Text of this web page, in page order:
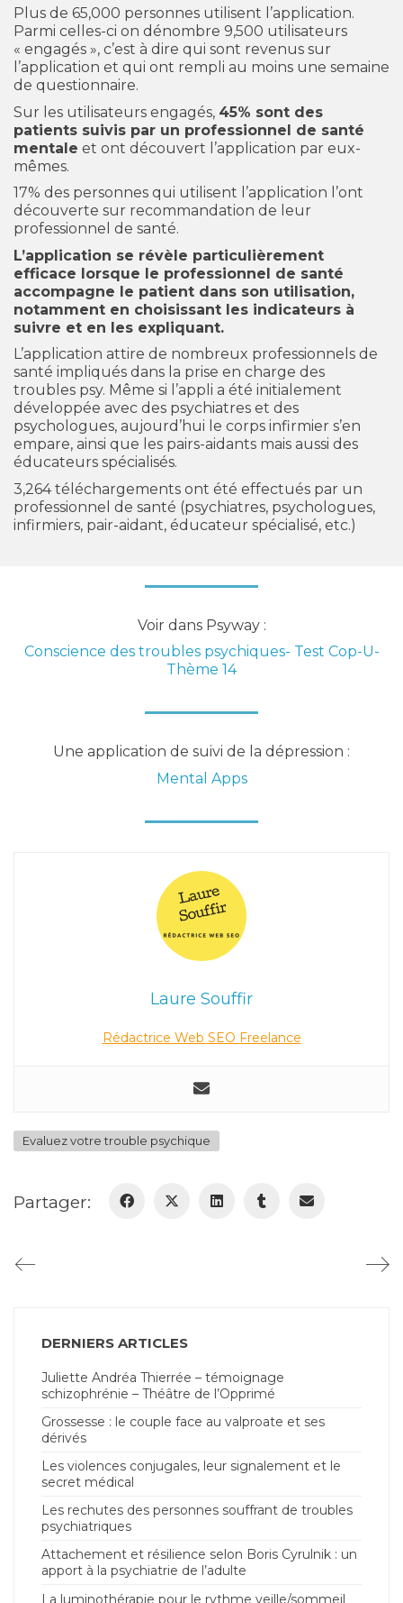
Plus de 65,000 personnes utilisent l’application.
Parmi celles-ci on dénombre 9,500 utilisateurs
« engagés », c’est à dire qui sont revenus sur
l’application et qui ont rempli au moins une semaine
de questionnaire.
Sur les utilisateurs engagés, 45% sont des
patients suivis par un professionnel de santé
mentale et ont découvert l’application par eux-
mêmes.
17% des personnes qui utilisent l’application l’ont
découverte sur recommandation de leur
professionnel de santé.
L’application se révèle particulièrement
efficace lorsque le professionnel de santé
accompagne le patient dans son utilisation,
notamment en choisissant les indicateurs à
suivre et en les expliquant.
L’application attire de nombreux professionnels de
santé impliqués dans la prise en charge des
troubles psy. Même si l’appli a été initialement
développée avec des psychiatres et des
psychologues, aujourd’hui le corps infirmier s’en
empare, ainsi que les pairs-aidants mais aussi des
éducateurs spécialisés.
3,264 téléchargements ont été effectués par un
professionnel de santé (psychiatres, psychologues,
infirmiers, pair-aidant, éducateur spécialisé, etc.)
Voir dans Psyway :
Conscience des troubles psychiques- Test Cop-U-
Thème 14
Une application de suivi de la dépression :
Mental Apps
Laure Souffir
Rédactrice Web SEO Freelance
Evaluez votre trouble psychique
Partager:
DERNIERS ARTICLES
Juliette Andréa Thierrée – témoignage
schizophrénie – Théâtre de l’Opprimé
Grossesse : le couple face au valproate et ses
dérivés
Les violences conjugales, leur signalement et le
secret médical
Les rechutes des personnes souffrant de troubles
psychiatriques
Attachement et résilience selon Boris Cyrulnik : un
apport à la psychiatrie de l’adulte
La luminothérapie pour le rythme veille/sommeil